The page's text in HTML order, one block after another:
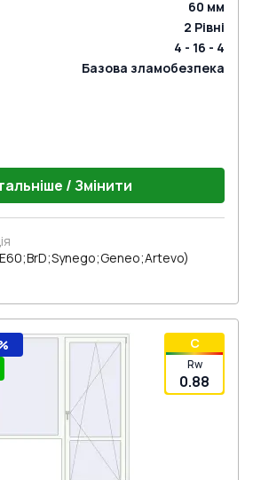
60 мм
2 Рівні
4 - 16 - 4
Базова зламобезпека
/ Змінити
C
Rw
0.88